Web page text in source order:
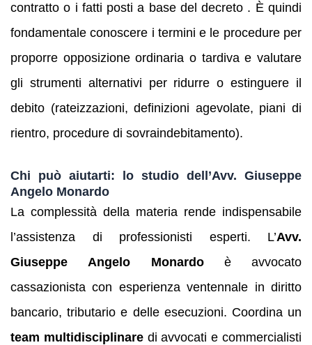
contratto o i fatti posti a base del decreto . È quindi
fondamentale conoscere i termini e le procedure per
proporre opposizione ordinaria o tardiva e valutare
gli strumenti alternativi per ridurre o estinguere il
debito (rateizzazioni, definizioni agevolate, piani di
rientro, procedure di sovraindebitamento).
Chi può aiutarti: lo studio dell’Avv. Giuseppe
Angelo Monardo
La complessità della materia rende indispensabile
l’assistenza di professionisti esperti. L’Avv.
Giuseppe Angelo Monardoè avvocato
cassazionista con esperienza ventennale in diritto
bancario, tributario e delle esecuzioni. Coordina un
team multidisciplinaredi avvocati e commercialisti